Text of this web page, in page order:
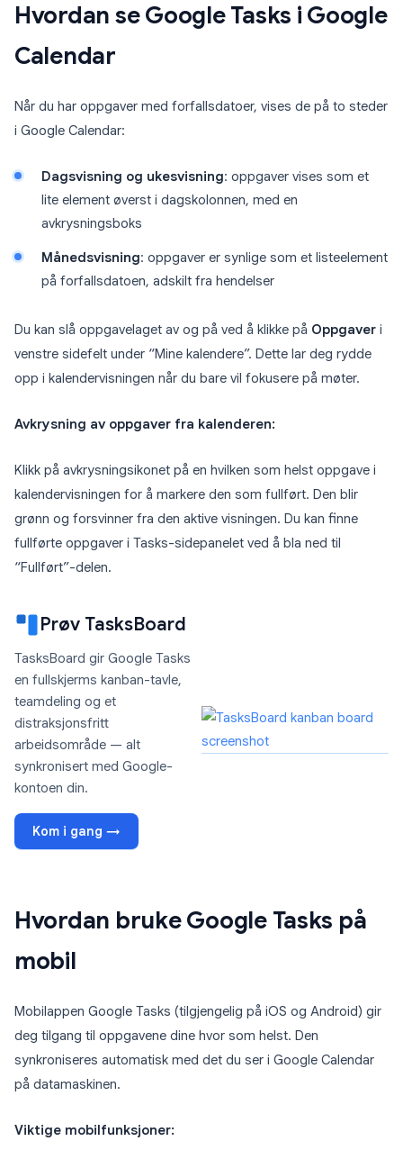
Hvordan se Google Tasks i Google
Calendar
Når du har oppgaver med forfallsdatoer, vises de på to steder
i Google Calendar:
Dagsvisning og ukesvisning: oppgaver vises som et
lite element øverst i dagskolonnen, med en
avkrysningsboks
Månedsvisning: oppgaver er synlige som et listeelement
på forfallsdatoen, adskilt fra hendelser
Du kan slå oppgavelaget av og på ved å klikke på Oppgaver i
venstre sidefelt under “Mine kalendere”. Dette lar deg rydde
opp i kalendervisningen når du bare vil fokusere på møter.
Avkrysning av oppgaver fra kalenderen:
Klikk på avkrysningsikonet på en hvilken som helst oppgave i
kalendervisningen for å markere den som fullført. Den blir
grønn og forsvinner fra den aktive visningen. Du kan finne
fullførte oppgaver i Tasks-sidepanelet ved å bla ned til
“Fullført”-delen.
Prøv TasksBoard
TasksBoard gir Google Tasks
en fullskjerms kanban-tavle,
teamdeling og et
distraksjonsfritt
arbeidsområde — alt
synkronisert med Google-
kontoen din.
Kom i gang →
Hvordan bruke Google Tasks på
mobil
Mobilappen Google Tasks (tilgjengelig på iOS og Android) gir
deg tilgang til oppgavene dine hvor som helst. Den
synkroniseres automatisk med det du ser i Google Calendar
på datamaskinen.
Viktige mobilfunksjoner: